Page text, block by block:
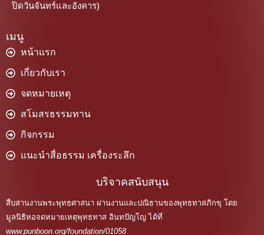
ปิดวันจันทร์และอังคาร)
เมนู
หน้าแรก
เกี่ยวกับเรา
จดหมายเหตุ
สโมสรธรรมทาน
กิจกรรม
แนะนำสื่อธรรม เครื่องระลึก
บริจาคสนับสนุน
สืบสานงานพระพุทธศาสนา ผ่านงานและปณิธานของพุทธทาสภิกขุ โดย
มูลนิธิหอจดหมายเหตุพุทธทาส อินทปัญโญ ได้ที่
www.punboon.org/foundation/01058